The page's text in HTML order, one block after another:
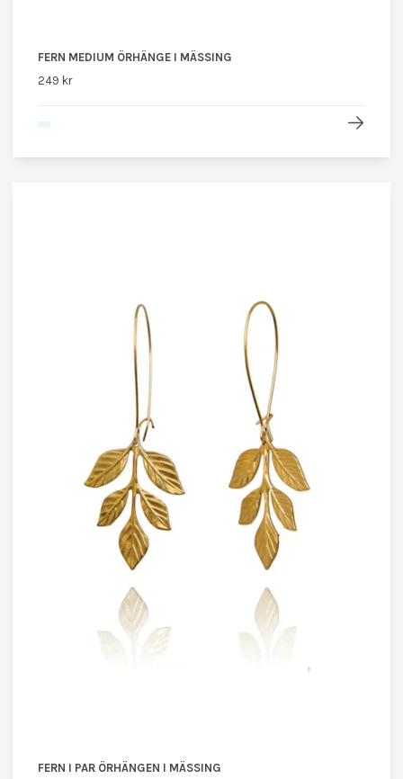
FERN MEDIUM ÖRHÄNGE I MÄSSING
249 kr
FERN I PAR ÖRHÄNGEN I MÄSSING